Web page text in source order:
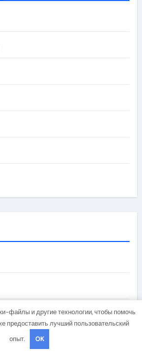
файлы и другие технологии, чтобы помочь
предоставить лучший пользовательский
опыт.
OK